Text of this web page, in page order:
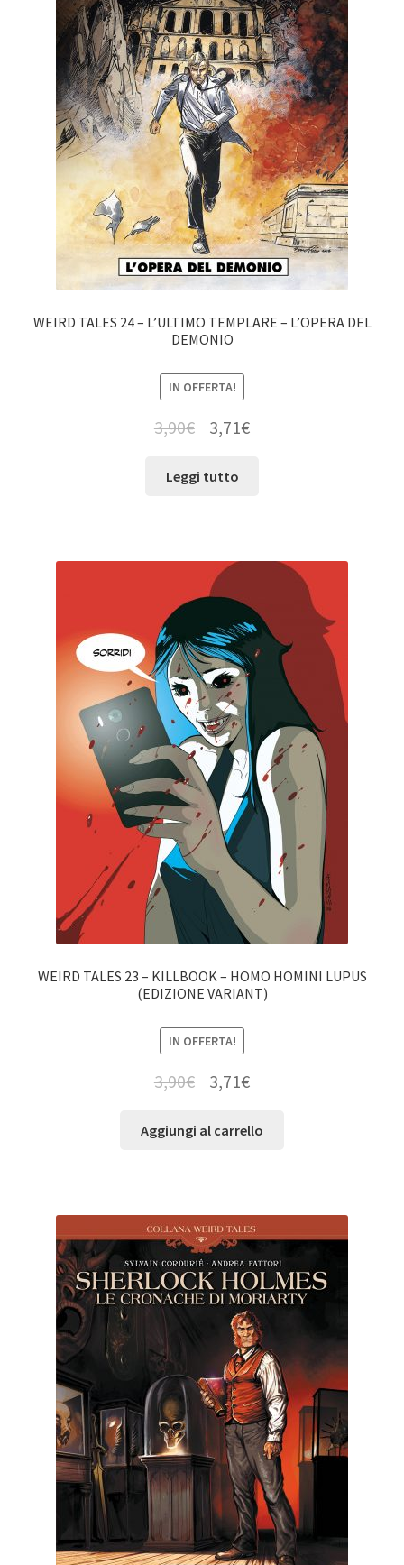
WEIRD TALES 24 – L’ULTIMO TEMPLARE – L’OPERA DEL
DEMONIO
IN OFFERTA!
3,90€ 3,71€
Leggi tutto
WEIRD TALES 23 – KILLBOOK – HOMO HOMINI LUPUS
(EDIZIONE VARIANT)
IN OFFERTA!
3,90€ 3,71€
Aggiungi al carrello